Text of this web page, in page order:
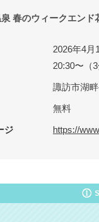
春のウィークエンド
2026年4月
20:30〜（
諏訪市湖
無料
ジ https://